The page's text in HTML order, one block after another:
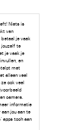
Niets is
van
betaal je vaak
jouzelf te
je vaak je
en
met
alleen veel
ook veel
camera.
informatie
jou aan te
apps toch aan